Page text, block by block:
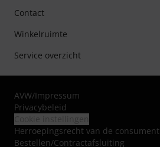
Contact
Winkelruimte
Service overzicht
AVW/Impressum
Privacybeleid
Herroepingsrecht van de consument
Bestellen/Contractafsluiting